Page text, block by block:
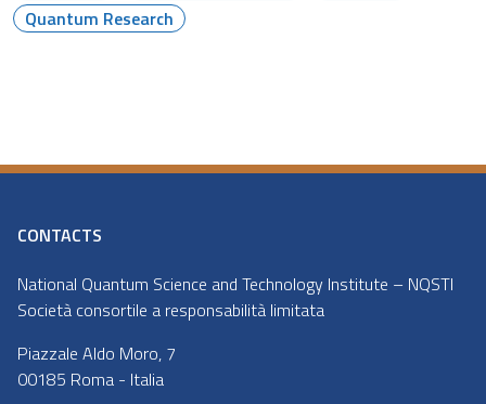
Quantum Research
CONTACTS
National Quantum Science and Technology Institute – NQSTI
Società consortile a responsabilità limitata
Piazzale Aldo Moro, 7
00185 Roma - Italia